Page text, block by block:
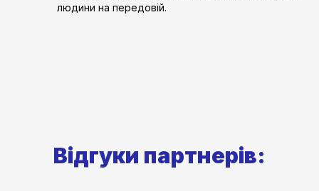
людини на передовій.
Відгуки партнерів: